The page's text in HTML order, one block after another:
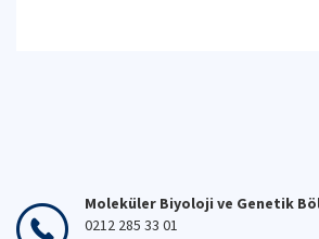
Moleküler Biyoloji ve Genetik
0212 285 33 01